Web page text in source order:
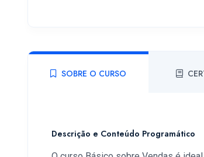
SOBRE O CURSO
Descrição e Conteúdo Programático